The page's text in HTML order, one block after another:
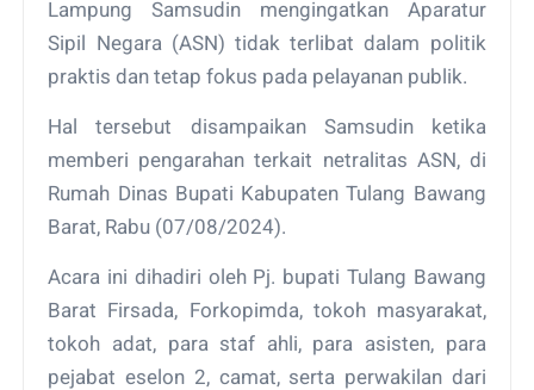
Lampung Samsudin mengingatkan Aparatur
Sipil Negara (ASN) tidak terlibat dalam politik
praktis dan tetap fokus pada pelayanan publik.
Hal tersebut disampaikan Samsudin ketika
memberi pengarahan terkait netralitas ASN, di
Rumah Dinas Bupati Kabupaten Tulang Bawang
Barat, Rabu (07/08/2024).
Acara ini dihadiri oleh Pj. bupati Tulang Bawang
Barat Firsada, Forkopimda, tokoh masyarakat,
tokoh adat, para staf ahli, para asisten, para
pejabat eselon 2, camat, serta perwakilan dari